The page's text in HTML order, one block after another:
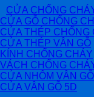
CỬA CHỐNG
CỬA GỖ CHỐNG
CỬA THÉP CHỐNG
CỬA THÉP VÂN GỖ
KÍNH CHỐNG CHÁY
VÁCH CHỐNG
CỬA NHÔM VÂN GỖ
CỬA VÂN GỖ 5D